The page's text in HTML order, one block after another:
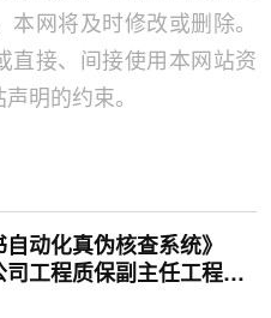
网将及时修改或删除。
直接、间接使用本网站资
明的约束。
动化真伪核查系统》
工程质保副主任工程师